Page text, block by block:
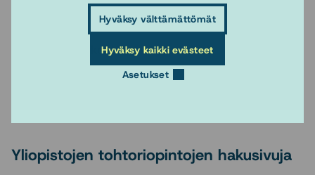
Hyväksy välttämättömät
Hyväksy kaikki evästeet
Asetukset
Tohtorikoulutusyhteistyö ja tapahtumat
NBSW-kesäkoulu
Yliopistojen tohtoriopintojen hakusivuja